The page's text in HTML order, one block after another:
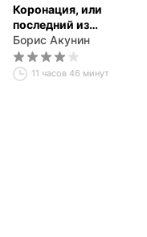
Коронация, или
последний из
романов
Борис Акунин
11 часов 46 минут